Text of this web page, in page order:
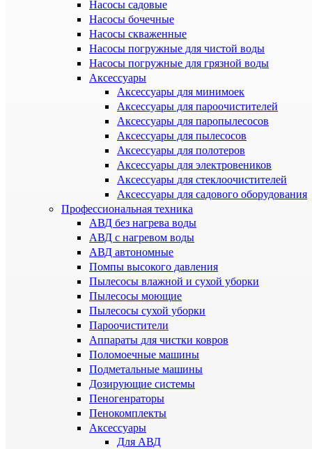
Насосы садовые
Насосы бочечные
Насосы скваженные
Насосы погружные для чистой воды
Насосы погружные для грязной воды
Аксессуары
Аксессуары для минимоек
Аксессуары для пароочистителей
Аксессуары для паропылесосов
Аксессуары для пылесосов
Аксессуары для полотеров
Аксессуары для электровеников
Аксессуары для стеклоочистителей
Аксессуары для садового оборудования
Профессиональная техника
АВД без нагрева воды
АВД с нагревом воды
АВД автономные
Помпы высокого давления
Пылесосы влажной и сухой уборки
Пылесосы моющие
Пылесосы сухой уборки
Пароочистители
Аппараты для чистки ковров
Поломоечные машины
Подметальные машины
Дозирующие системы
Пеногенраторы
Пенокомплекты
Аксессуары
Для АВД